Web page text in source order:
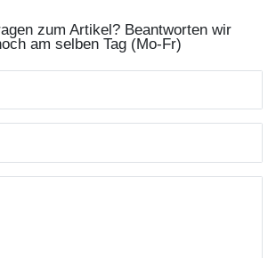
zum Artikel? Beantworten wir
am selben Tag (Mo-Fr)